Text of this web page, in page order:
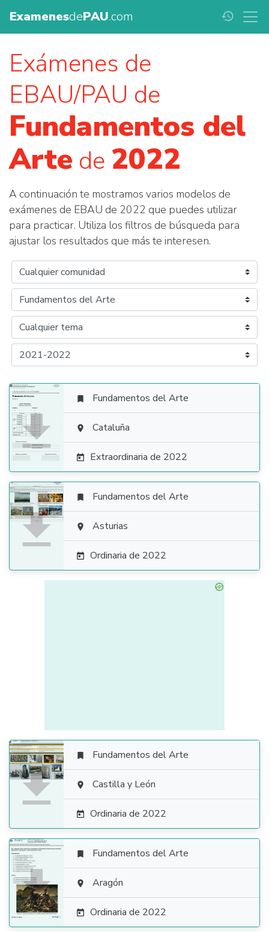
ExamenesdePAU.com history
Exámenes de
EBAU/PAU de
Fundamentos del
Arte de 2022
A continuación te mostramos varios modelos de
exámenes de EBAU de 2022 que puedes utilizar
para practicar. Utiliza los filtros de búsqueda para
ajustar los resultados que más te interesen.

 Fundamentos del Arte
 Cataluña
 Extraordinaria de 2022

 Fundamentos del Arte
 Asturias
 Ordinaria de 2022

 Fundamentos del Arte
 Castilla y León
 Ordinaria de 2022

 Fundamentos del Arte
 Aragón
 Ordinaria de 2022